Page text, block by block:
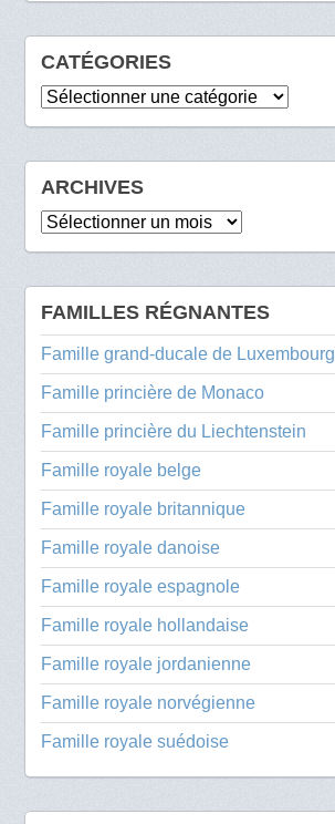
CATÉGORIES
Catégories
ARCHIVES
Archives
FAMILLES RÉGNANTES
Famille grand-ducale de Luxembourg
Famille princière de Monaco
Famille princière du Liechtenstein
Famille royale belge
Famille royale britannique
Famille royale danoise
Famille royale espagnole
Famille royale hollandaise
Famille royale jordanienne
Famille royale norvégienne
Famille royale suédoise